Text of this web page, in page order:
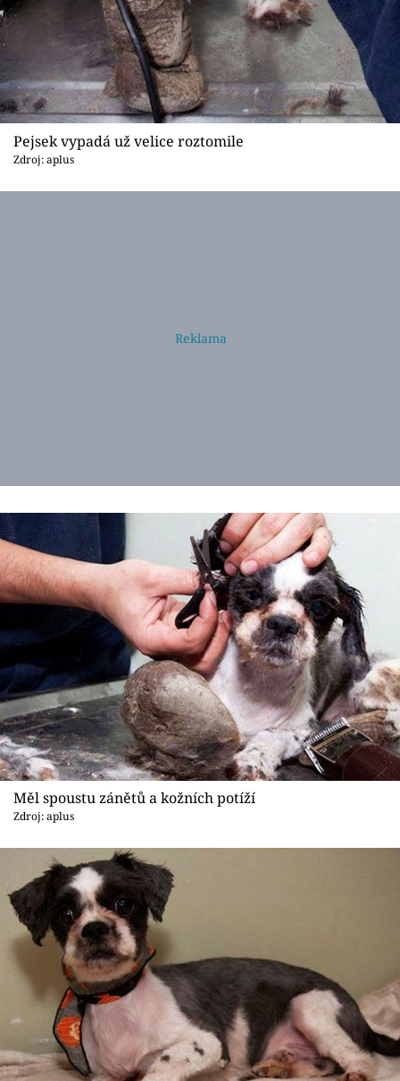
Pejsek vypadá už velice roztomile
Zdroj: aplus
Měl spoustu zánětů a kožních potíží
Zdroj: aplus